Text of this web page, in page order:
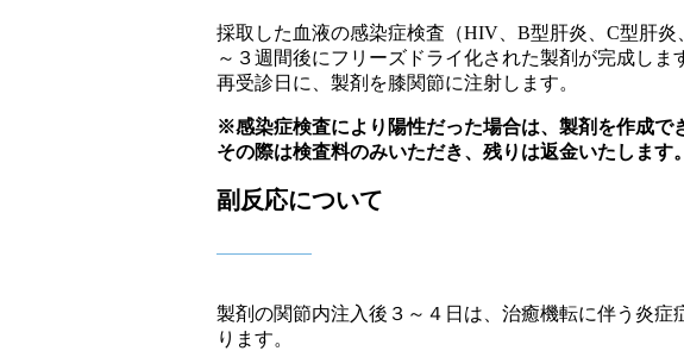
採取した血液の感染症検査（HIV、B型肝炎、C型肝
～３週間後にフリーズドライ化された製剤が完成しま
再受診日に、製剤を膝関節に注射します。
※感染症検査により陽性だった場合は、製剤を作成で
その際は検査料のみいただき、残りは返金いたします。
副反応について
製剤の関節内注入後３～４日は、治癒機転に伴う炎
ります。